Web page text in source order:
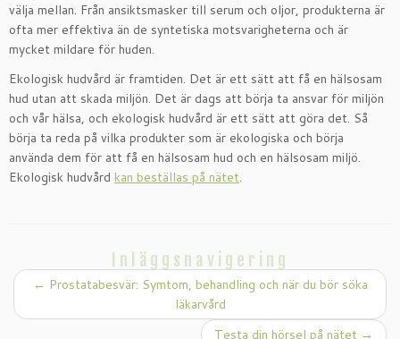
välja mellan. Från ansiktsmasker till serum och oljor, produkterna är
ofta mer effektiva än de syntetiska motsvarigheterna och är
mycket mildare för huden.
Ekologisk hudvård är framtiden. Det är ett sätt att få en hälsosam
hud utan att skada miljön. Det är dags att börja ta ansvar för miljön
och vår hälsa, och ekologisk hudvård är ett sätt att göra det. Så
börja ta reda på vilka produkter som är ekologiska och börja
använda dem för att få en hälsosam hud och en hälsosam miljö.
Ekologisk hudvård kan beställas på nätet.
Inläggsnavigering
← Prostatabesvär: Symtom, behandling och när du bör söka
läkarvård
Testa din hörsel på nätet →